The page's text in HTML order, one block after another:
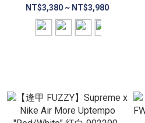
CORDURA 機能側背包
NT$3,380 ~ NT$3,980